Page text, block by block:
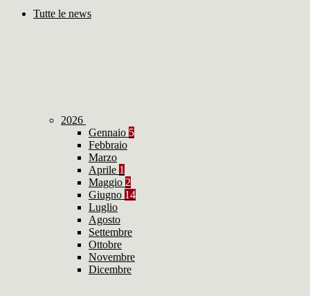
Tutte le news
2026
Gennaio 5
Febbraio
Marzo
Aprile 1
Maggio 2
Giugno 14
Luglio
Agosto
Settembre
Ottobre
Novembre
Dicembre